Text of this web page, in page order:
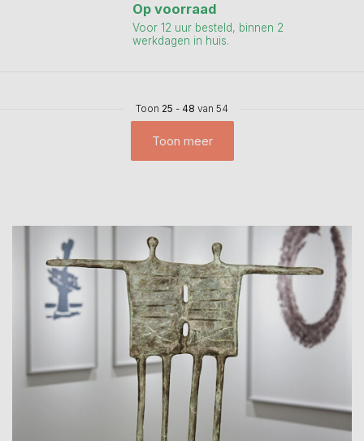
Op voorraad
Voor 12 uur besteld, binnen 2
werkdagen in huis.
Toon 25 - 48 van 54
Toon meer